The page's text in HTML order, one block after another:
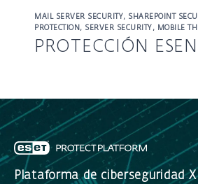
contra amenazas basada en la nube
dirigidos y nuevos tipos de
ransomware; además de una
suites de oficina en la nube y
MAIL SERVER SECURITY, SHAREPOINT
PROTECTION, SERVER SECURITY, MOBILE
PROTECCIÓN
trabajan juntas para proteger los
dispositivos, servidores de archivos,
correo y productos de SharePoint
Plataforma de ciberseguridad